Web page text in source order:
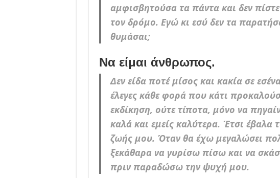
αμφισβητούσα τα πάντα και δεν
τον δρόμο. Εγώ κι εσύ δεν τα
θυμάσαι;
Nα είμαι άνθρωπος.
Δεν είδα ποτέ μίσος και κακία σε
έλεγες κάθε φορά που κάτι
εκδίκηση, ούτε τίποτα, μόνο να
καλά και εμείς καλύτερα. Έτσι έβαλα
ζωής μου. Όταν θα έχω μεγαλώσει
ξεκάθαρα να γυρίσω πίσω και να
πριν παραδώσω την ψυχή μου.